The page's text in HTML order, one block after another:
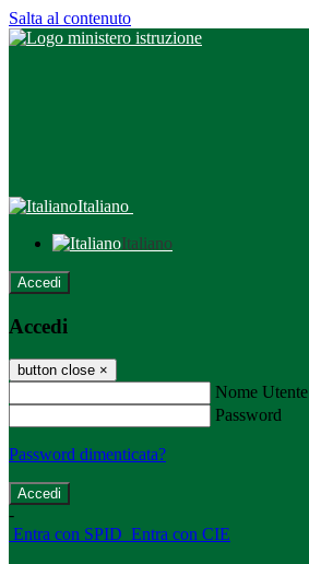
Salta al contenuto
Italiano
Italiano
Accedi
Accedi
button close ×
Nome Utente
Password
Password dimenticata?
-
Entra con SPID Entra con CIE